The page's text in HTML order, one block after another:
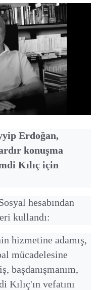
Erdoğan,
konuşma
Kılıç için
hesabından
kullandı:
hizmetine adamış,
mücadelesine
başdanışmanım,
Kılıç'ın vefatını